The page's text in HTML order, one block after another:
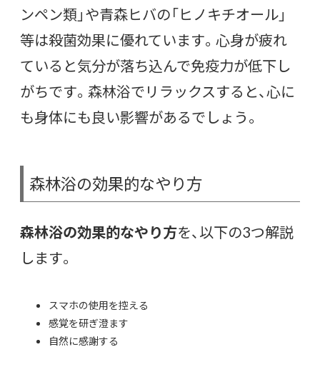
ンペン類」や青森ヒバの「ヒノキチオール」
等は殺菌効果に優れています。 心身が疲れ
ていると気分が落ち込んで免疫力が低下し
がちです。森林浴でリラックスすると、心に
も身体にも良い影響があるでしょう。
森林浴の効果的なやり方
森林浴の効果的なやり方を、以下の3つ解説
します。
スマホの使用を控える
感覚を研ぎ澄ます
自然に感謝する